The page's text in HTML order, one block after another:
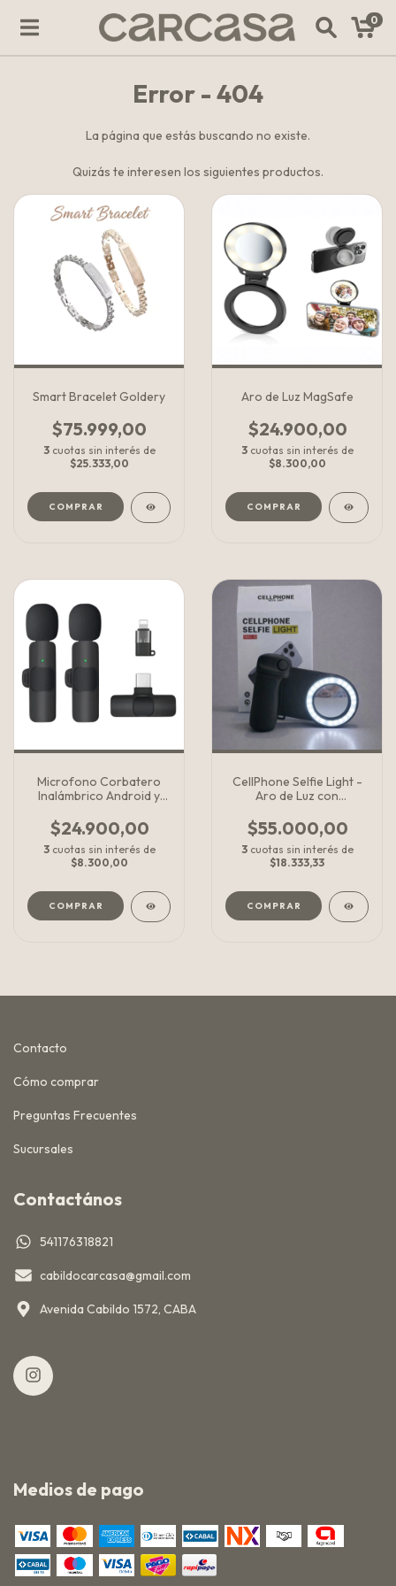
0
Error - 404
La página que estás buscando no existe.
Quizás te interesen los siguientes productos.
Smart Bracelet Goldery
$75.999,00
3 cuotas sin interés de
$25.333,00
COMPRAR
Aro de Luz MagSafe
$24.900,00
3 cuotas sin interés de
$8.300,00
COMPRAR
Microfono Corbatero
Inalámbrico Android y
$24.900,00
3 cuotas sin interés de
$8.300,00
CellPhone Selfie Light -
Aro de Luz con
$55.000,00
3 cuotas sin interés de
$18.333,33
Contacto
Cómo comprar
Preguntas Frecuentes
Sucursales
Contactános
541176318821
cabildocarcasa@gmail.com
Avenida Cabildo 1572, CABA
Medios de pago